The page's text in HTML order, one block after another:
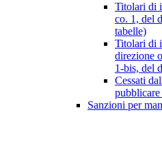
Titolari di
co. 1, del
tabelle)
Titolari di
direzione
1-bis, del
Cessati
Sanzioni per